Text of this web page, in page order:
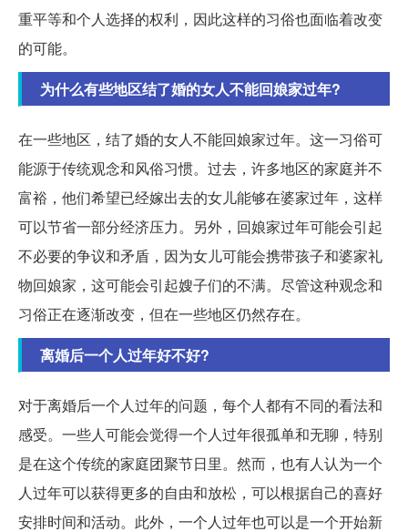
重平等和个人选择的权利，因此这样的习俗也面临着改变
的可能。
为什么有些地区结了婚的女人不能回娘家过年?
在一些地区，结了婚的女人不能回娘家过年。这一习俗可
能源于传统观念和风俗习惯。过去，许多地区的家庭并不
富裕，他们希望已经嫁出去的女儿能够在婆家过年，这样
可以节省一部分经济压力。另外，回娘家过年可能会引起
不必要的争议和矛盾，因为女儿可能会携带孩子和婆家礼
物回娘家，这可能会引起嫂子们的不满。尽管这种观念和
习俗正在逐渐改变，但在一些地区仍然存在。
离婚后一个人过年好不好?
对于离婚后一个人过年的问题，每个人都有不同的看法和
感受。一些人可能会觉得一个人过年很孤单和无聊，特别
是在这个传统的家庭团聚节日里。然而，也有人认为一个
人过年可以获得更多的自由和放松，可以根据自己的喜好
安排时间和活动。此外，一个人过年也可以是一个开始新